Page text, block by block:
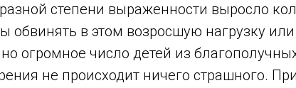
степени выраженности выросло
обвинять в этом возросшую нагрузку
огромное число детей из
не происходит ничего страшного.